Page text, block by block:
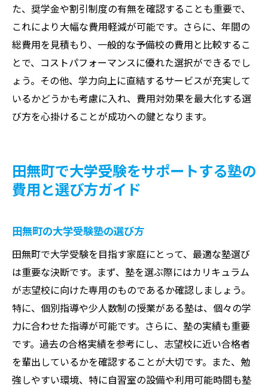
た、奨学金や割引制度の有無を確認することも重要で、
これにより大幅な費用軽減が可能です。さらに、年間の
総費用を見積もり、一般的な予備校の費用と比較するこ
とで、コストパフォーマンスに優れた選択ができるでし
ょう。その他、学力向上に直結するサービスが充実して
いるかどうかも考慮に入れ、費用対効果を最大化する選
び方を心掛けることが成功への鍵となります。
田無町で大学受験をサポートする塾の
費用と選び方ガイド
田無町の大学受験塾の選び方
田無町で大学受験を目指す家庭にとって、最適な塾選び
は重要な決断です。まず、塾を選ぶ際にはカリキュラム
が志望校に向けた専用のものであるか確認しましょう。
特に、個別指導や少人数制の授業がある塾は、個々の学
力に合わせた指導が可能です。さらに、塾の実績も重要
です。過去の合格実績を参考にし、志望校に近い合格者
を輩出しているかを確認することが大切です。また、勉
強しやすい環境、特に自習室の設備や利用可能時間も塾